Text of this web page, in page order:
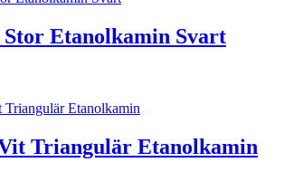
Stor Etanolkamin Svart
Triangulär Etanolkamin